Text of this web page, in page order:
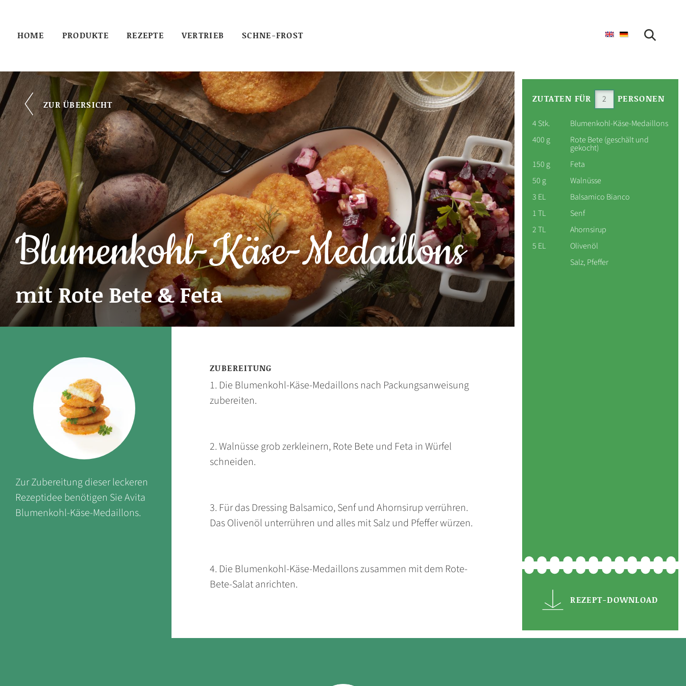
HOME
PRODUKTE REZEPTE VERTRIEB SCHNE-FROST
ZUR ÜBERSICHT
Blumenkohl-Käse-Medaillons
mit Rote Bete & Feta
Zur Zubereitung dieser leckeren
Rezeptidee benötigen Sie Avita
Blumenkohl-Käse-Medaillons.
ZUBEREITUNG
1. Die Blumenkohl-Käse-Medaillons nach Packungsanweisung
zubereiten.
2. Walnüsse grob zerkleinern, Rote Bete und Feta in Würfel
schneiden.
3. Für das Dressing Balsamico, Senf und Ahornsirup verrühren.
Das Olivenöl unterrühren und alles mit Salz und Pfeffer würzen.
4. Die Blumenkohl-Käse-Medaillons zusammen mit dem Rote-
Bete-Salat anrichten.
ZUTATEN FÜR PERSONEN
4 Stk.
Blumenkohl-Käse-Medaillons
400 g
Rote Bete (geschält und
gekocht)
150 g
Feta
50 g
Walnüsse
3 EL
Balsamico Bianco
1 TL
Senf
2 TL
Ahornsirup
5 EL
Olivenöl
Salz, Pfeffer
REZEPT-DOWNLOAD